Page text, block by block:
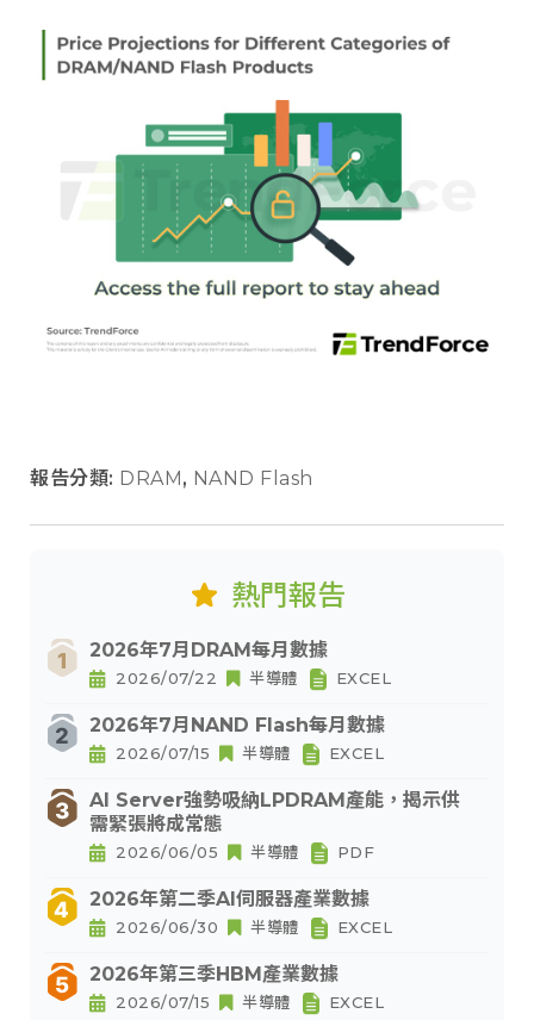
報告分類: DRAM, NAND Flash
熱門報告
2026年7月DRAM每月數據
2026/07/22 半導體 EXCEL
2026年7月NAND Flash每月數據
2026/07/15 半導體 EXCEL
AI Server強勢吸納LPDRAM產能，揭示供
需緊張將成常態
2026/06/05 半導體 PDF
2026年第二季AI伺服器產業數據
2026/06/30 半導體 EXCEL
2026年第三季HBM產業數據
2026/07/15 半導體 EXCEL